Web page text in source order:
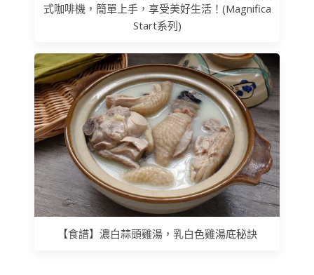
式咖啡機，簡單上手，享受美好生活！(Magnifica
Start系列)
【食譜】濃白蒜頭雞湯，乳白色雞湯底秘訣